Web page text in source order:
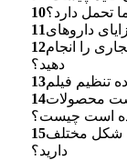
10تحمل دارد؟
11
12را انجام
دهید؟
13
14محصولات
است چیست؟
15به شکل مختلف
دارید؟